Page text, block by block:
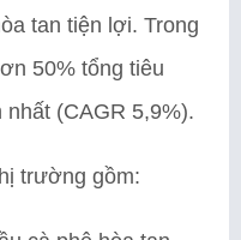
tan tiện lợi. Trong
50% tổng tiêu
(CAGR 5,9%).
trường gồm: